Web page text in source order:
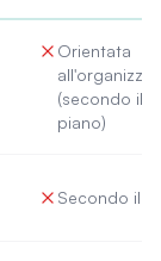
Orientata
(secondo il
piano)
Secondo il